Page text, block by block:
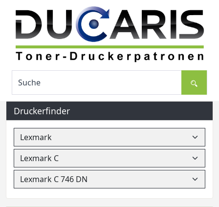
Druckerfinder